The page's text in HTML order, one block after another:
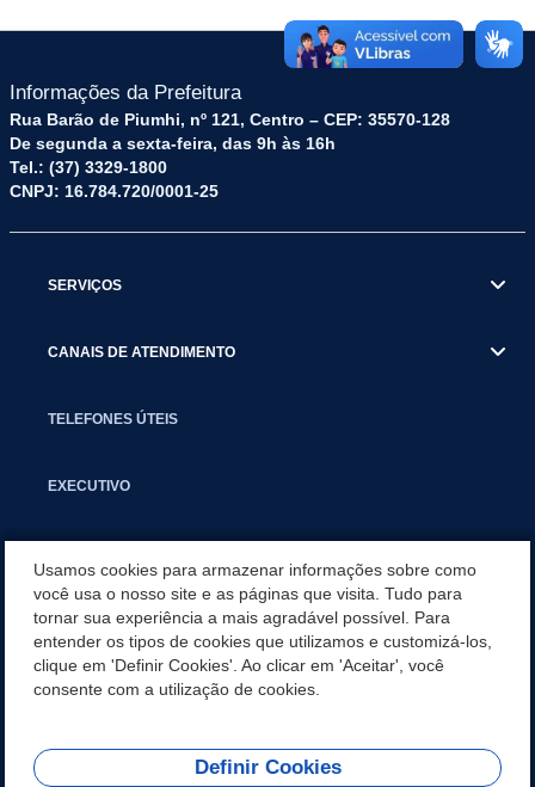
Informações da Prefeitura
Rua Barão de Piumhi, nº 121, Centro – CEP: 35570-128
De segunda a sexta-feira, das 9h às 16h
Tel.: (37) 3329-1800
CNPJ: 16.784.720/0001-25
SERVIÇOS
CANAIS DE ATENDIMENTO
TELEFONES ÚTEIS
EXECUTIVO
APLICATIVO
SECRETARIAS
Usamos cookies para armazenar informações sobre como
você usa o nosso site e as páginas que visita. Tudo para
tornar sua experiência a mais agradável possível. Para
entender os tipos de cookies que utilizamos e customizá-los,
clique em 'Definir Cookies'. Ao clicar em 'Aceitar', você
consente com a utilização de cookies.
Definir Cookies